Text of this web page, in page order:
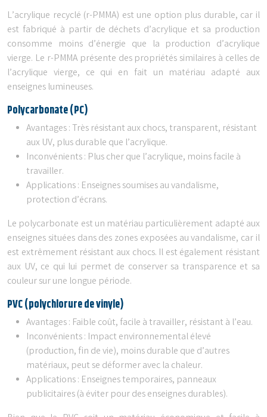
L’acrylique recyclé (r-PMMA) est une option plus durable, car il
est fabriqué à partir de déchets d’acrylique et sa production
consomme moins d’énergie que la production d’acrylique
vierge. Le r-PMMA présente des propriétés similaires à celles de
l’acrylique vierge, ce qui en fait un matériau adapté aux
enseignes lumineuses.
Polycarbonate (PC)
Avantages : Très résistant aux chocs, transparent, résistant
aux UV, plus durable que l’acrylique.
Inconvénients : Plus cher que l’acrylique, moins facile à
travailler.
Applications : Enseignes soumises au vandalisme,
protection d’écrans.
Le polycarbonate est un matériau particulièrement adapté aux
enseignes situées dans des zones exposées au vandalisme, car il
est extrêmement résistant aux chocs. Il est également résistant
aux UV, ce qui lui permet de conserver sa transparence et sa
couleur sur une longue période.
PVC (polychlorure de vinyle)
Avantages : Faible coût, facile à travailler, résistant à l’eau.
Inconvénients : Impact environnemental élevé
(production, fin de vie), moins durable que d’autres
matériaux, peut se déformer avec la chaleur.
Applications : Enseignes temporaires, panneaux
publicitaires (à éviter pour des enseignes durables).